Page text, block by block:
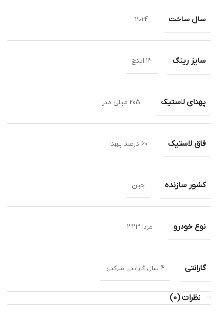
سال ساخت 2024
سایز رینگ 14 اینچ
پهنای لاستیک 205 میلی متر
فاق لاستیک 60 درصد پهنا
کشور سازنده چین
نوع خودرو مزدا 323
گارانتی 4 سال گارانتی شرکتی
نظرات (0)